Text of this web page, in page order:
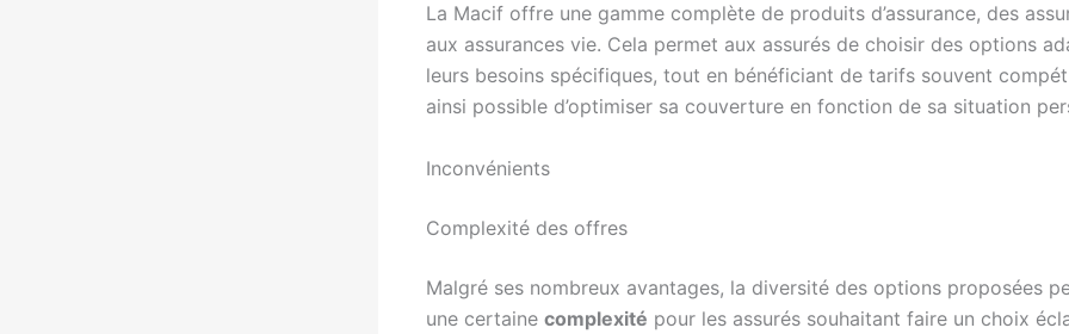
La Macif offre une gamme complète de produits d’assurance, des
aux assurances vie. Cela permet aux assurés de choisir des options
leurs besoins spécifiques, tout en bénéficiant de tarifs souvent
ainsi possible d’optimiser sa couverture en fonction de sa situation
Inconvénients
Complexité des offres
Malgré ses nombreux avantages, la diversité des options proposées
une certaine complexité pour les assurés souhaitant faire un choix